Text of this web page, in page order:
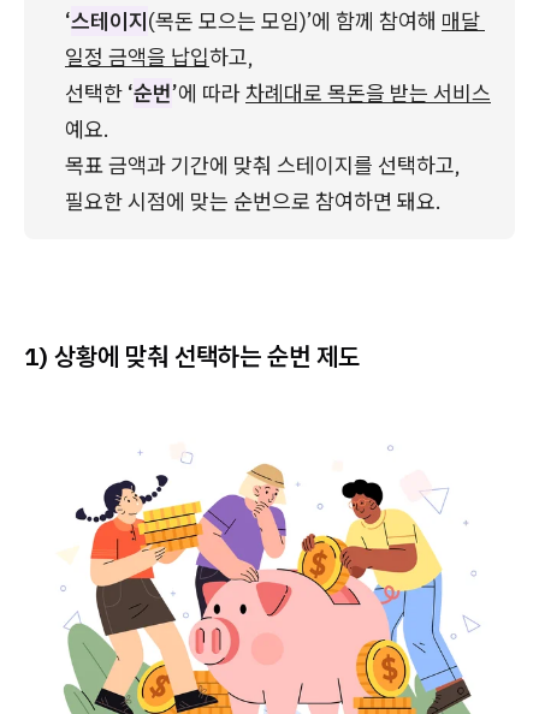
‘스테이지(목돈 모으는 모임)’에 함께 참여해 매달
일정 금액을 납입하고,
선택한 ‘순번’에 따라 차례대로 목돈을 받는 서비스
예요.
목표 금액과 기간에 맞춰 스테이지를 선택하고,
필요한 시점에 맞는 순번으로 참여하면 돼요.
1) 상황에 맞춰 선택하는 순번 제도